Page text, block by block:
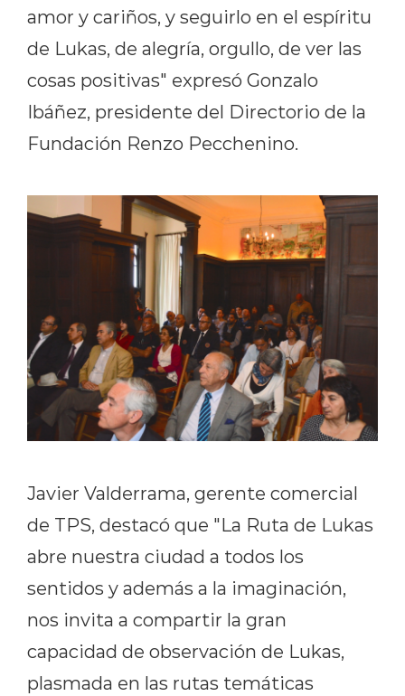
amor y cariños, y seguirlo en el espíritu
de Lukas, de alegría, orgullo, de ver las
cosas positivas" expresó Gonzalo
Ibáñez, presidente del Directorio de la
Fundación Renzo Pecchenino.
Javier Valderrama, gerente comercial
de TPS, destacó que "La Ruta de Lukas
abre nuestra ciudad a todos los
sentidos y además a la imaginación,
nos invita a compartir la gran
capacidad de observación de Lukas,
plasmada en las rutas temáticas